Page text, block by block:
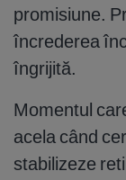
promisiune.
încrederea
îngrijită.
Momentul
acela când
stabilizeze